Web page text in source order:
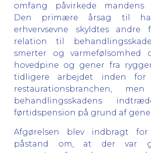
omfang påvirkede mandens
Den primære årsag til
erhvervsevne skyldtes andre
relation til
smerter og varmefølsomhed
hovedpine og gener fra
tidligere arbejdet inden for
restaurationsbranchen,
behandlingsskadens
førtidspension på grund af
Afgørelsen blev indbragt
påstand om, at der var